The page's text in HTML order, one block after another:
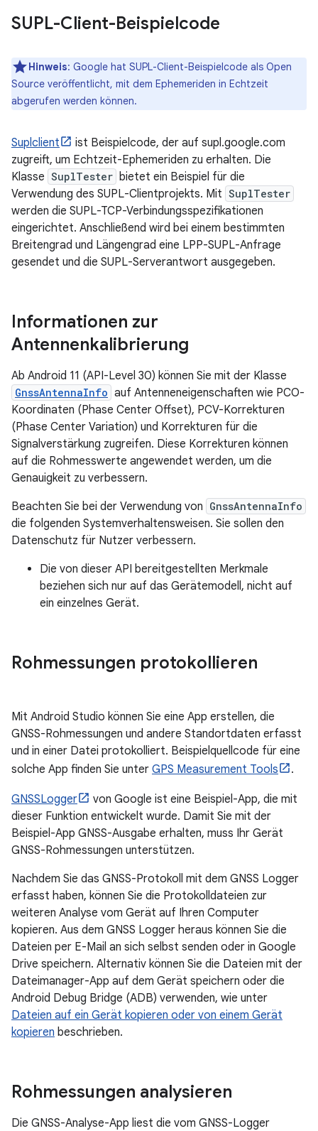
SUPL-Client-Beispielcode
Hinweis: Google hat SUPL-Client-Beispielcode als Open
Source veröffentlicht, mit dem Ephemeriden in Echtzeit
abgerufen werden können.
Suplclient
ist Beispielcode, der auf supl.google.com
zugreift, um Echtzeit-Ephemeriden zu erhalten. Die
Klasse SuplTester bietet ein Beispiel für die
Verwendung des SUPL-Clientprojekts. Mit SuplTester
werden die SUPL-TCP-Verbindungsspezifikationen
eingerichtet. Anschließend wird bei einem bestimmten
Breitengrad und Längengrad eine LPP-SUPL-Anfrage
gesendet und die SUPL-Serverantwort ausgegeben.
Informationen zur
Antennenkalibrierung
Ab Android 11 (API-Level 30) können Sie mit der Klasse
GnssAntennaInfo auf Antenneneigenschaften wie PCO-
Koordinaten (Phase Center Offset), PCV-Korrekturen
(Phase Center Variation) und Korrekturen für die
Signalverstärkung zugreifen. Diese Korrekturen können
auf die Rohmesswerte angewendet werden, um die
Genauigkeit zu verbessern.
Beachten Sie bei der Verwendung von GnssAntennaInfo
die folgenden Systemverhaltensweisen. Sie sollen den
Datenschutz für Nutzer verbessern.
Die von dieser API bereitgestellten Merkmale
beziehen sich nur auf das Gerätemodell, nicht auf
ein einzelnes Gerät.
Rohmessungen protokollieren
Mit Android Studio können Sie eine App erstellen, die
GNSS-Rohmessungen und andere Standortdaten erfasst
und in einer Datei protokolliert. Beispielquellcode für eine
solche App finden Sie unter GPS Measurement Tools .
GNSSLogger
von Google ist eine Beispiel-App, die mit
dieser Funktion entwickelt wurde. Damit Sie mit der
Beispiel-App GNSS-Ausgabe erhalten, muss Ihr Gerät
GNSS-Rohmessungen unterstützen.
Nachdem Sie das GNSS-Protokoll mit dem GNSS Logger
erfasst haben, können Sie die Protokolldateien zur
weiteren Analyse vom Gerät auf Ihren Computer
kopieren. Aus dem GNSS Logger heraus können Sie die
Dateien per E-Mail an sich selbst senden oder in Google
Drive speichern. Alternativ können Sie die Dateien mit der
Dateimanager-App auf dem Gerät speichern oder die
Android Debug Bridge (ADB) verwenden, wie unter
Dateien auf ein Gerät kopieren oder von einem Gerät
kopieren beschrieben.
Rohmessungen analysieren
Die GNSS-Analyse-App liest die vom GNSS-Logger